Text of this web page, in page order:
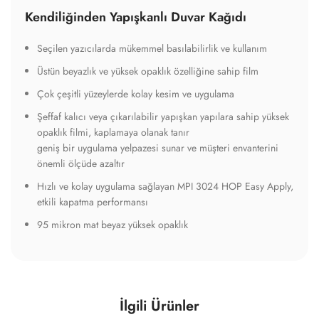
Kendiliğinden Yapışkanlı Duvar Kağıdı
Seçilen yazıcılarda mükemmel basılabilirlik ve kullanım
Üstün beyazlık ve yüksek opaklık özelliğine sahip film
Çok çeşitli yüzeylerde kolay kesim ve uygulama
Şeffaf kalıcı veya çıkarılabilir yapışkan yapılara sahip yüksek
opaklık filmi, kaplamaya olanak tanır
geniş bir uygulama yelpazesi sunar ve müşteri envanterini
önemli ölçüde azaltır
Hızlı ve kolay uygulama sağlayan MPI 3024 HOP Easy Apply,
etkili kapatma performansı
95 mikron mat beyaz yüksek opaklık
İlgili Ürünler